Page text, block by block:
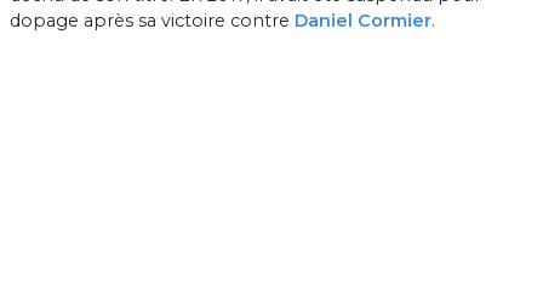
dopage après sa victoire contre Daniel Cormier.